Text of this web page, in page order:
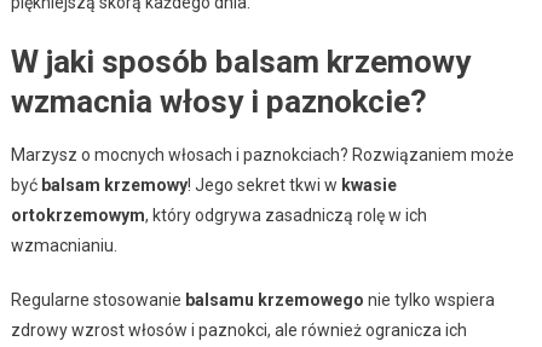
W jaki sposób balsam krzemowy
wzmacnia włosy i paznokcie?
Marzysz o mocnych włosach i paznokciach? Rozwiązaniem może
być balsam krzemowy! Jego sekret tkwi w kwasie
ortokrzemowym, który odgrywa zasadniczą rolę w ich
wzmacnianiu.
Regularne stosowanie balsamu krzemowego nie tylko wspiera
zdrowy wzrost włosów i paznokci, ale również ogranicza ich